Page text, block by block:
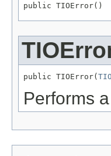
public TIOError()
public TIOError(
Performs